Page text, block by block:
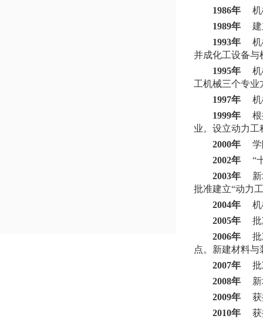
1986年
机
1989年
建
1993年 机
并成化工设备与
1995年 机
工机械三个专业
1997年
机
1999年
根
业。设立动力工
2000年
学
2002年 “十
2003年 新
批准建立“动力
2004年 机
2005年 批
2006年
批
点。新建材料与
2007年
2008年
2009年
2010年